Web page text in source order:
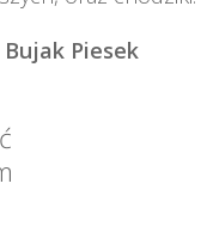
Bujak Piesek